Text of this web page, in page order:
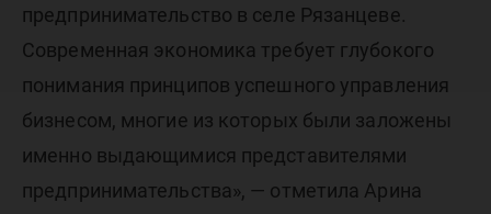
предпринимательство в селе Рязанцеве.
Современная экономика требует глубокого
понимания принципов успешного управления
бизнесом, многие из которых были заложены
именно выдающимися представителями
предпринимательства», — отметила Арина